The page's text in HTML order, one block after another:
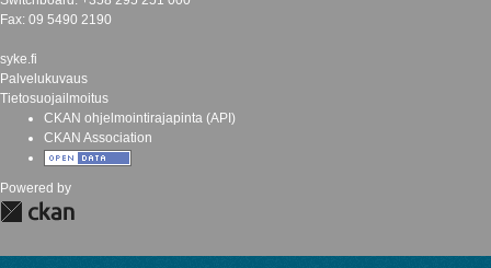
Fax: 09 5490 2190
syke.fi
Palvelukuvaus
Tietosuojailmoitus
CKAN ohjelmointirajapinta (API)
CKAN Association
Powered by